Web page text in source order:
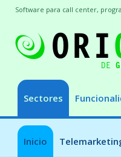
Sectores
Inicio
Software para call center,